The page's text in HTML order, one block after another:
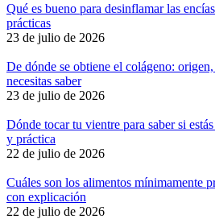
Qué es bueno para desinflamar las
prácticas
23 de julio de 2026
De dónde se obtiene el colágeno:
necesitas saber
23 de julio de 2026
Dónde tocar tu vientre para saber si
y práctica
22 de julio de 2026
Cuáles son los alimentos mínimamente
con explicación
22 de julio de 2026